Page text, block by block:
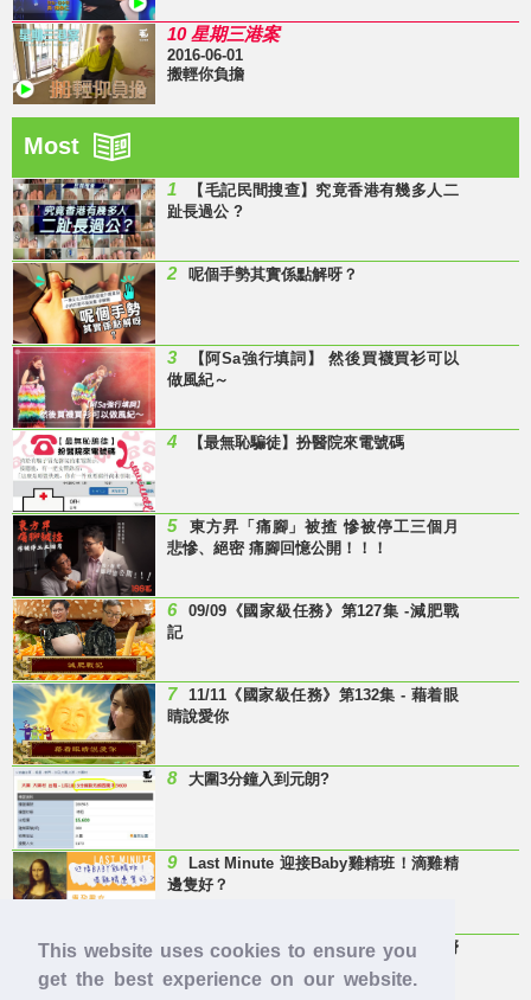
This website uses cookies to ensure you
get the best experience on our website.
10 星期三港案
2016-06-01
搬輕你負擔
Most
1
【毛記民間搜查】究竟香港有幾多人二
趾長過公 ?
2 呢個手勢其實係點解呀？
3
【阿Sa強行填詞】 然後買襪買衫可以
做風紀～
4 【最無恥騙徒】扮醫院來電號碼
5
東方昇「痛腳」被揸 慘被停工三個月
悲慘、絕密 痛腳回憶公開！！！
6
09/09《國家級任務》第127集 -減肥戰
記
7
11/11《國家級任務》第132集 - 藉着眼
睛說愛你
8 大圍3分鐘入到元朗?
9
Last Minute 迎接Baby雞精班！滴雞精
邊隻好？
10
【童年回憶】 有冇人記得呢兩隻嘢